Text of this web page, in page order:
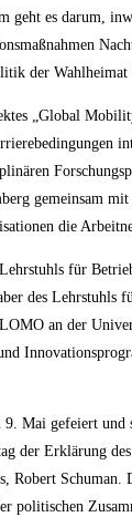
geht es dar­um,
der Wahl­hei­mat
„Glo­bal
gemein­sam mit
die
für
des Lehr­stuhls
an der
Mai gefei­ert und
der Erklä­rung
Robert Schu­man.
poli­ti­schen